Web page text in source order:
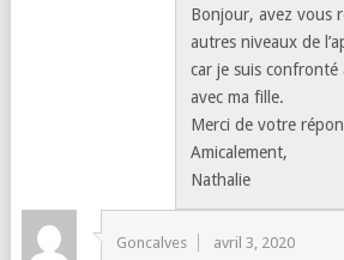
Bonjour, avez vous
autres niveaux de
car je suis confronté
avec ma fille.
Merci de votre
Amicalement,
Nathalie
Goncalves avril 3, 2020